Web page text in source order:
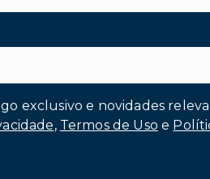
exclusivo e novidades
, Termos de Uso e